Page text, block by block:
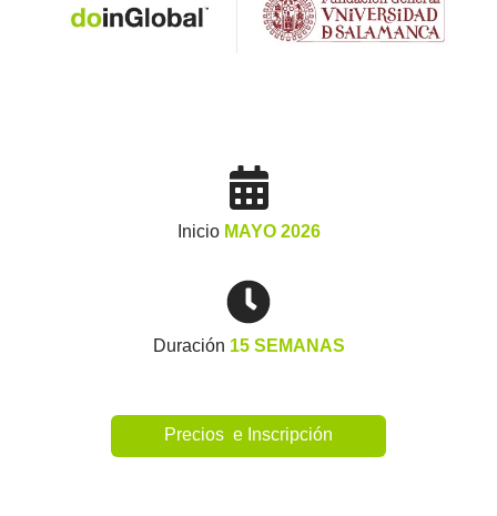
InicioMAYO 2026
Duración 15 SEMANAS
Precios e Inscripción